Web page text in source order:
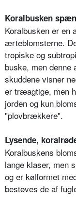
Koralbusken
Koralbusken er en
ærteblomsterne.
tropiske og
buske, men
skuddene visner
er træagtige, men
jorden og kun
"plovbrækkere".
Lysende,
Koralbuskens
lange klaser, men
og er kølformet
bestøves de af